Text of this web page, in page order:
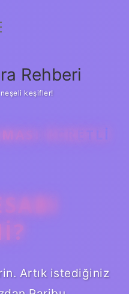
Rehberi
keşifler!
ÜCRETLI
Artık istediğiniz